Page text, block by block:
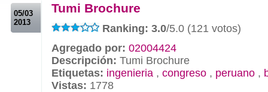
05/03
2013
Tumi Brochure
Ranking: 3.0/5.0 (121 votos)
Agregado por: 02004424
Descripción: Tumi Brochure
Etiquetas: ingenieria , congreso , peruano ,
Vistas: 1778